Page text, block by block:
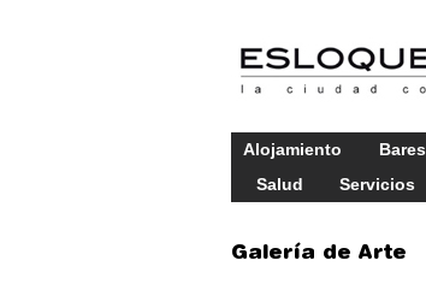
Alojamiento Bares
Salud
Servicios
Galería de Arte